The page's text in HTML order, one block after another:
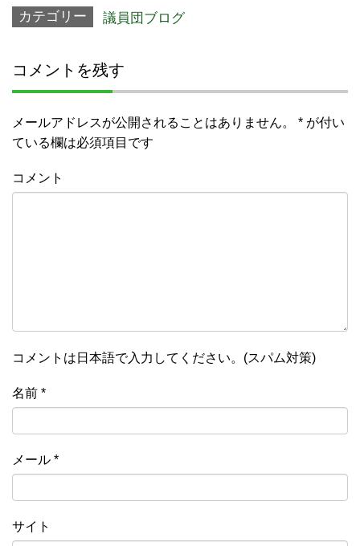
カテゴリー 議員団ブログ
コメントを残す
メールアドレスが公開されることはありません。 * が付い
ている欄は必須項目です
コメント
コメントは日本語で入力してください。(スパム対策)
名前 *
メール *
サイト